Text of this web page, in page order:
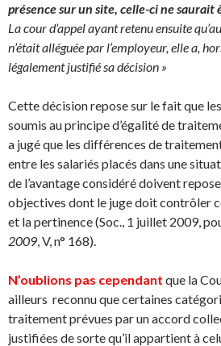
présence sur un site, celle-ci ne
La cour d’appel ayant retenu ensuite
n’était alléguée par l’employeur, elle a,
légalement justifié sa décision »
Cette décision repose sur le fait que
soumis au principe d’égalité de
a jugé que les différences de
entre les salariés placés dans une
de l’avantage considéré doivent
objectives dont le juge doit contrôler
et la pertinence (Soc., 1 juillet 2009,
2009, V, n° 168).
N’oublions pas cependant que la
ailleurs reconnu que certaines
traitement prévues par un accord
justifiées de sorte qu’il appartient à